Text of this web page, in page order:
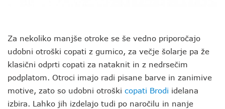
Za nekoliko manjše otroke se še vedno priporočajo
udobni otroški copati z gumico, za večje šolarje pa že
klasični odprti copati za nataknit in z nedrsečim
podplatom. Otroci imajo radi pisane barve in zanimive
motive, zato so udobni otroški copati Brodi idelana
izbira. Lahko jih izdelajo tudi po naročilu in nanje